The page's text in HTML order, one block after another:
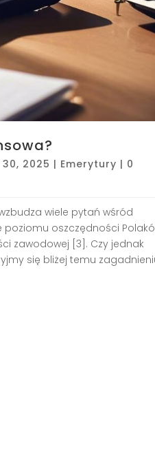
2025 | Emerytury | 0
wiele pytań wśród
poziomu oszczędności
zawodowej [3]. Czy jednak
się bliżej temu